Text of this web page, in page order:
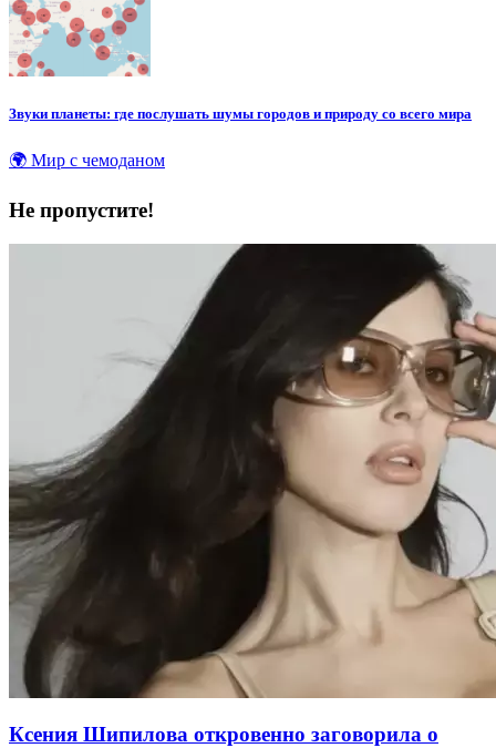
Звуки планеты: где послушать шумы городов и природу со всего мира
🌍 Мир с чемоданом
Не пропустите!
Ксения Шипилова откровенно заговорила о